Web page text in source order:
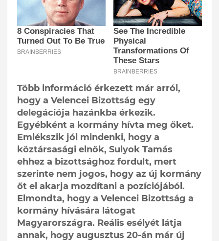
Több információ érkezett már arról,
hogy a Velencei Bizottság egy
delegációja hazánkba érkezik.
Egyébként a kormány hívta meg őket.
Emlékszik jól mindenki, hogy a
köztársasági elnök, Sulyok Tamás
ehhez a bizottsághoz fordult, mert
szerinte nem jogos, hogy az új kormány
őt el akarja mozdítani a pozíciójából.
Elmondta, hogy a Velencei Bizottság a
kormány hívására látogat
Magyarországra. Reális esélyét látja
annak, hogy augusztus 20-án már új